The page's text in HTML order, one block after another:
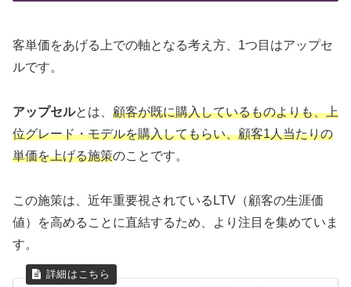
客単価をあげる上での軸となる考え方、1つ目はアップセ
ルです。
アップセルとは、 顧客が既に購入しているものよりも、上
位グレード・モデルを購入してもらい、顧客1人当たりの
単価を上げる施策のことです。
この施策は、近年重要視されているLTV（顧客の生涯価
値）を高めることに直結するため、より注目を集めていま
す。